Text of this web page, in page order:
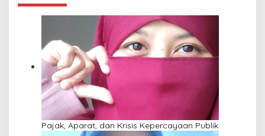
Pajak, Aparat, dan Krisis Kepercayaan Publik